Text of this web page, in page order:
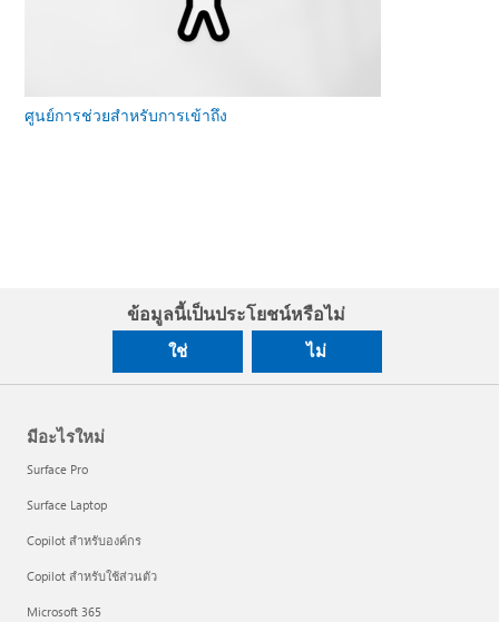
ศูนย์การช่วยสําหรับการเข้าถึง
ข้อมูลนี้เป็นประโยชน์หรือไม่
ใช่ ไม่
มีอะไรใหม่
Surface Pro
Surface Laptop
Copilot สำหรับองค์กร
Copilot สำหรับใช้ส่วนตัว
Microsoft 365